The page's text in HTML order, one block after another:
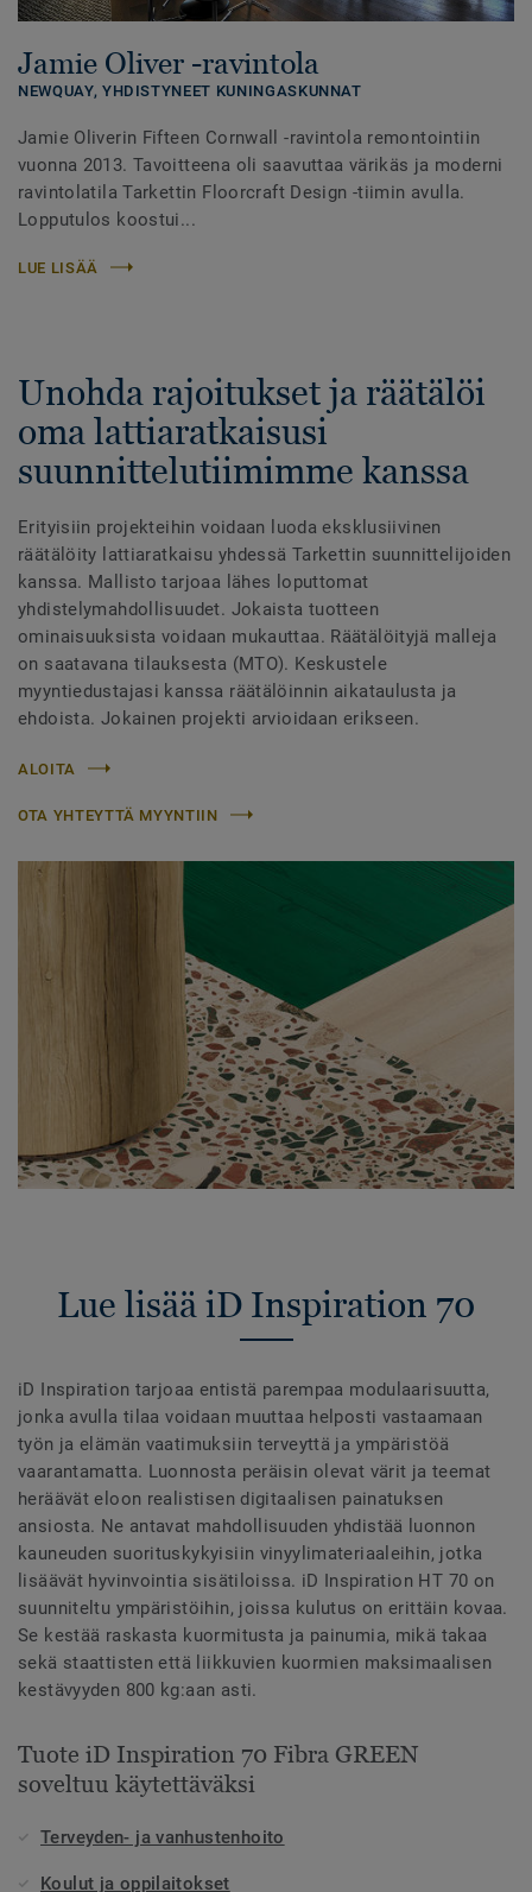
Jamie Oliver -ravintola
NEWQUAY, YHDISTYNEET KUNINGASKUNNAT
Jamie Oliverin Fifteen Cornwall -ravintola remontointiin
vuonna 2013. Tavoitteena oli saavuttaa värikäs ja moderni
ravintolatila Tarkettin Floorcraft Design -tiimin avulla.
Lopputulos koostui...
LUE LISÄÄ
Unohda rajoitukset ja räätälöi
oma lattiaratkaisusi
suunnittelutiimimme kanssa
Erityisiin projekteihin voidaan luoda eksklusiivinen
räätälöity lattiaratkaisu yhdessä Tarkettin suunnittelijoiden
kanssa. Mallisto tarjoaa lähes loputtomat
yhdistelymahdollisuudet. Jokaista tuotteen
ominaisuuksista voidaan mukauttaa. Räätälöityjä malleja
on saatavana tilauksesta (MTO). Keskustele
myyntiedustajasi kanssa räätälöinnin aikataulusta ja
ehdoista. Jokainen projekti arvioidaan erikseen.
ALOITA
OTA YHTEYTTÄ MYYNTIIN
Lue lisää iD Inspiration 70
iD Inspiration tarjoaa entistä parempaa modulaarisuutta,
jonka avulla tilaa voidaan muuttaa helposti vastaamaan
työn ja elämän vaatimuksiin terveyttä ja ympäristöä
vaarantamatta. Luonnosta peräisin olevat värit ja teemat
heräävät eloon realistisen digitaalisen painatuksen
ansiosta. Ne antavat mahdollisuuden yhdistää luonnon
kauneuden suorituskykyisiin vinyylimateriaaleihin, jotka
lisäävät hyvinvointia sisätiloissa. iD Inspiration HT 70 on
suunniteltu ympäristöihin, joissa kulutus on erittäin kovaa.
Se kestää raskasta kuormitusta ja painumia, mikä takaa
sekä staattisten että liikkuvien kuormien maksimaalisen
kestävyyden 800 kg:aan asti.
Tuote iD Inspiration 70 Fibra GREEN
soveltuu käytettäväksi
Terveyden- ja vanhustenhoito
Koulut ja oppilaitokset